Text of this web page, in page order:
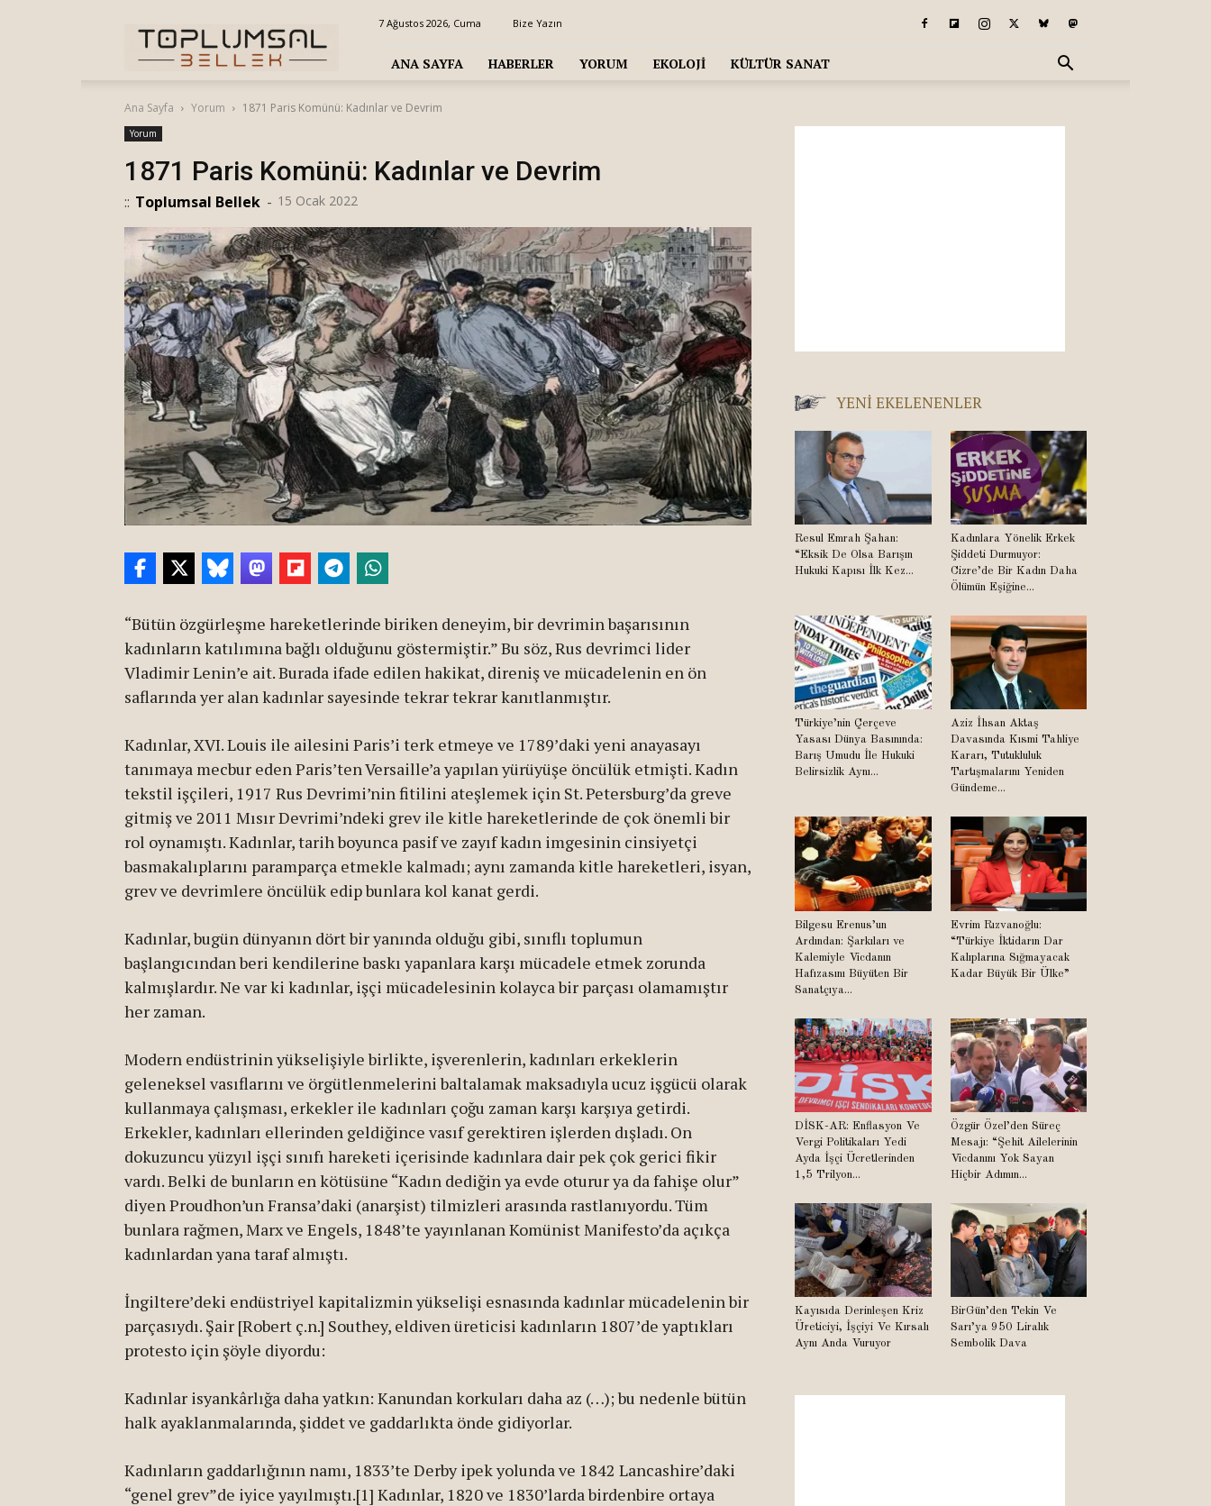
Bellek
7 Ağustos 2026, Cuma Bize Yazın
ANA SAYFA HABERLER YORUM EKOLOJI KÜLTÜR SANAT
Ana Sayfa Yorum 1871 Paris Komünü: Kadınlar ve Devrim
Yorum
1871 Paris Komünü: Kadınlar ve Devrim
:: Toplumsal Bellek - 15 Ocak 2022
“Bütün özgürleşme hareketlerinde biriken deneyim, bir devrimin başarısının
kadınların katılımına bağlı olduğunu göstermiştir.” Bu söz, Rus devrimci lider
Vladimir Lenin’e ait. Burada ifade edilen hakikat, direniş ve mücadelenin en ön
saflarında yer alan kadınlar sayesinde tekrar tekrar kanıtlanmıştır.
Kadınlar, XVI. Louis ile ailesini Paris’i terk etmeye ve 1789’daki yeni anayasayı
tanımaya mecbur eden Paris’ten Versaille’a yapılan yürüyüşe öncülük etmişti. Kadın
tekstil işçileri, 1917 Rus Devrimi’nin fitilini ateşlemek için St. Petersburg’da greve
gitmiş ve 2011 Mısır Devrimi’ndeki grev ile kitle hareketlerinde de çok önemli bir
rol oynamıştı. Kadınlar, tarih boyunca pasif ve zayıf kadın imgesinin cinsiyetçi
basmakalıplarını paramparça etmekle kalmadı; aynı zamanda kitle hareketleri, isyan,
grev ve devrimlere öncülük edip bunlara kol kanat gerdi.
Kadınlar, bugün dünyanın dört bir yanında olduğu gibi, sınıflı toplumun
başlangıcından beri kendilerine baskı yapanlara karşı mücadele etmek zorunda
kalmışlardır. Ne var ki kadınlar, işçi mücadelesinin kolayca bir parçası olamamıştır
her zaman.
Modern endüstrinin yükselişiyle birlikte, işverenlerin, kadınları erkeklerin
geleneksel vasıflarını ve örgütlenmelerini baltalamak maksadıyla ucuz işgücü olarak
kullanmaya çalışması, erkekler ile kadınları çoğu zaman karşı karşıya getirdi.
Erkekler, kadınları ellerinden geldiğince vasıf gerektiren işlerden dışladı. On
dokuzuncu yüzyıl işçi sınıfı hareketi içerisinde kadınlara dair pek çok gerici fikir
vardı. Belki de bunların en kötüsüne “Kadın dediğin ya evde oturur ya da fahişe olur”
diyen Proudhon’un Fransa’daki (anarşist) tilmizleri arasında rastlanıyordu. Tüm
bunlara rağmen, Marx ve Engels, 1848’te yayınlanan Komünist Manifesto’da açıkça
kadınlardan yana taraf almıştı.
İngiltere’deki endüstriyel kapitalizmin yükselişi esnasında kadınlar mücadelenin bir
parçasıydı. Şair [Robert ç.n.] Southey, eldiven üreticisi kadınların 1807’de yaptıkları
protesto için şöyle diyordu:
Kadınlar isyankârlığa daha yatkın: Kanundan korkuları daha az (…); bu nedenle bütün
halk ayaklanmalarında, şiddet ve gaddarlıkta önde gidiyorlar.
Kadınların gaddarlığının namı, 1833’te Derby ipek yolunda ve 1842 Lancashire’daki
“genel grev”de iyice yayılmıştı.[1] Kadınlar, 1820 ve 1830’larda birdenbire ortaya
YENI EKELENENLER
Resul Emrah Şahan:
“Eksik De Olsa Barışın
Hukuki Kapısı İlk Kez...
Kadınlara Yönelik Erkek
Şiddeti Durmuyor:
Cizre’de Bir Kadın Daha
Ölümün Eşiğine...
Türkiye’nin Çerçeve
Yasası Dünya Basınında:
Barış Umudu İle Hukuki
Belirsizlik Aynı...
Aziz İhsan Aktaş
Davasında Kısmi Tahliye
Kararı, Tutukluluk
Tartışmalarını Yeniden
Gündeme...
Bilgesu Erenus’un
Ardından: Şarkıları ve
Kalemiyle Vicdanın
Hafızasını Büyüten Bir
Sanatçıya...
Evrim Rızvanoğlu:
“Türkiye İktidarın Dar
Kalıplarına Sığmayacak
Kadar Büyük Bir Ülke”
DİSK-AR: Enflasyon Ve
Vergi Politikaları Yedi
Ayda İşçi Ücretlerinden
1,5 Trilyon...
Özgür Özel’den Süreç
Mesajı: “Şehit Ailelerinin
Vicdanını Yok Sayan
Hiçbir Adımın...
Kayısıda Derinleşen Kriz
Üreticiyi, İşçiyi Ve Kırsalı
Aynı Anda Vuruyor
BirGün’den Tekin Ve
Sarı’ya 950 Liralık
Sembolik Dava